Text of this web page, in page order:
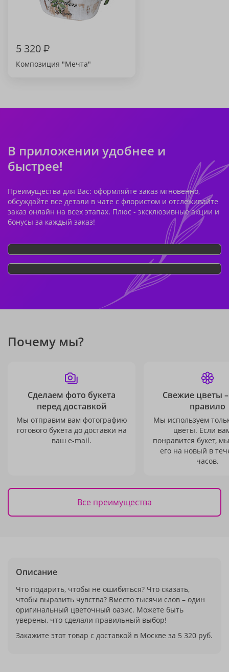
5 320₽
Композиция "Мечта"
В приложении удобнее и
быстрее!
Преимущества для Вас: оформляйте заказ мгновенно,
обсуждайте все детали в чате с флористом и отслеживайте
заказ онлайн на всех этапах. Плюс - эксклюзивные акции и
бонусы за каждый заказ!
Почему мы?
Сделаем фото букета
перед доставкой
Мы отправим вам фотографию
готового букета до доставки на
ваш e-mail.
Свежие цветы
правило
Мы используем
цветы. Если
понравится букет,
его на новый в
часов.
Все преимущества
Описание
Что подарить, чтобы не ошибиться? Что сказать,
чтобы выразить чувства? Вместо тысячи слов – один
оригинальный цветочный оазис. Можете быть
уверены, что сделали правильный выбор!
Закажите этот товар с доставкой в Москве за 5 320 руб.